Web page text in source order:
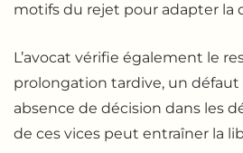
motifs du rejet pour adapter la
L’avocat vérifie également le
prolongation tardive, un
absence de décision dans les
de ces vices peut entraîner la